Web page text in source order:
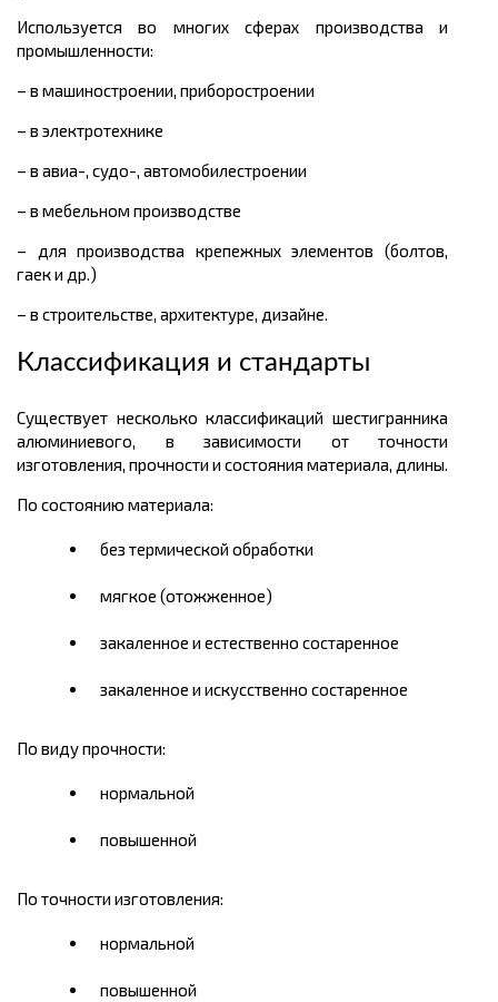
Используется во многих сферах производства и
промышленности:
– в машиностроении, приборостроении
– в электротехнике
– в авиа-, судо-, автомобилестроении
– в мебельном производстве
– для производства крепежных элементов (болтов,
гаек и др.)
– в строительстве, архитектуре, дизайне.
Классификация и стандарты
Существует несколько классификаций шестигранника
алюминиевого, в зависимости от точности
изготовления, прочности и состояния материала, длины.
По состоянию материала:
без термической обработки
мягкое (отожженное)
закаленное и естественно состаренное
закаленное и искусственно состаренное
По виду прочности:
нормальной
повышенной
По точности изготовления:
нормальной
повышенной